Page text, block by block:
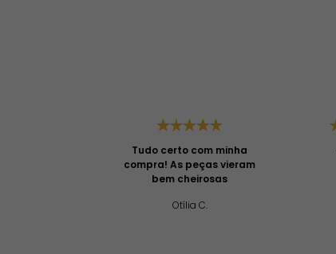
Tudo certo com minha
compra! As peças vieram
bem cheirosas
Otília C.